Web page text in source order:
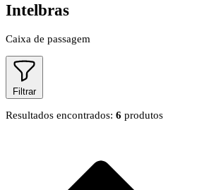
Intelbras
Caixa de passagem
Filtrar
Resultados encontrados: 6 produtos